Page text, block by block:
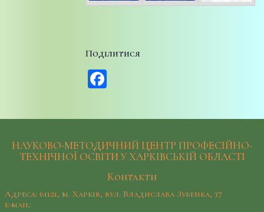
Поділитися
НАУКОВО-МЕТОДИЧНИЙ ЦЕНТР ПРОФЕСІЙНО-
ТЕХНІЧНОЇ ОСВІТИ У ХАРКІВСЬКІЙ ОБЛАСТІ
Контакти
Адреса: 61121, м. Харків, вул. Владислава Зубенка, 37
e-mail: